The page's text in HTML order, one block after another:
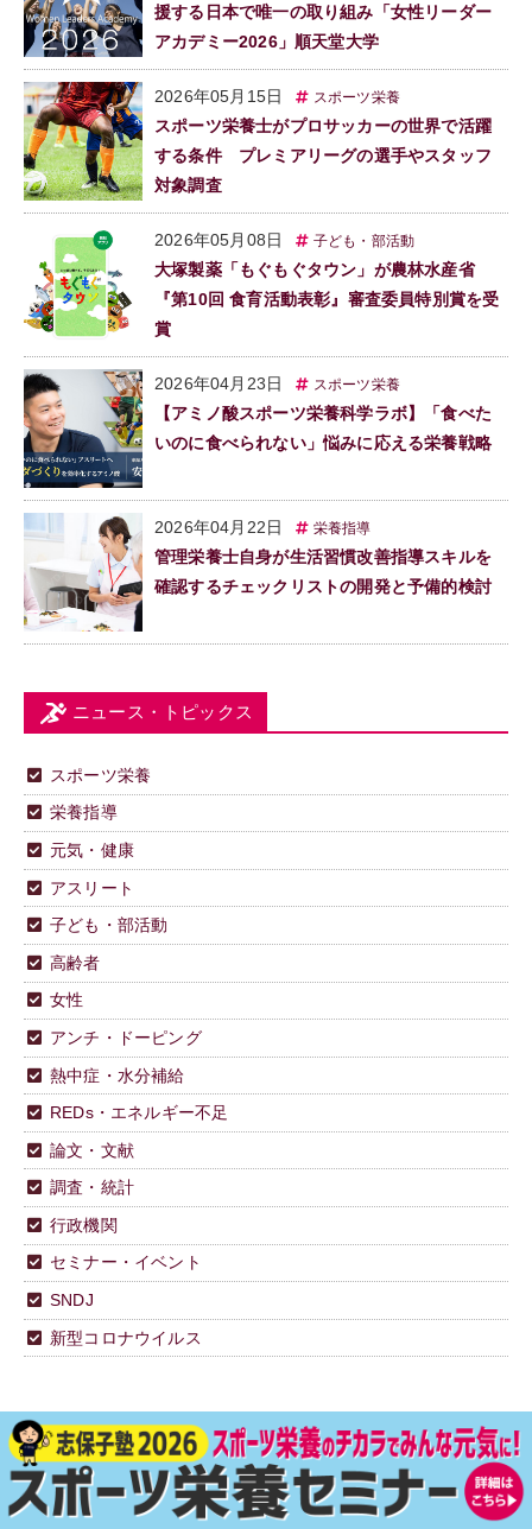
援する日本で唯一の取り組み「女性リーダー
アカデミー2026」順天堂大学
2026年05月15日 スポーツ栄養
スポーツ栄養士がプロサッカーの世界で活躍
する条件 プレミアリーグの選手やスタッフ
対象調査
2026年05月08日 子ども・部活動
大塚製薬「もぐもぐタウン」が農林水産省
『第10回 食育活動表彰』審査委員特別賞を受
賞
2026年04月23日 スポーツ栄養
【アミノ酸スポーツ栄養科学ラボ】「食べた
いのに食べられない」悩みに応える栄養戦略
2026年04月22日 栄養指導
管理栄養士自身が生活習慣改善指導スキルを
確認するチェックリストの開発と予備的検討
ニュース・トピックス
スポーツ栄養
栄養指導
元気・健康
アスリート
子ども・部活動
高齢者
女性
アンチ・ドーピング
熱中症・水分補給
REDs・エネルギー不足
論文・文献
調査・統計
行政機関
セミナー・イベント
SNDJ
新型コロナウイルス